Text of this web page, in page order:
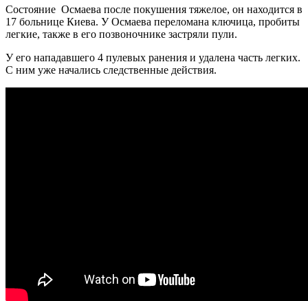
Состояние Осмаева после покушения тяжелое, он находится в
17 больнице Киева. У Осмаева переломана ключица, пробиты
легкие, также в его позвоночнике застряли пули.
У его нападавшего 4 пулевых ранения и удалена часть легких.
С ним уже начались следственные действия.